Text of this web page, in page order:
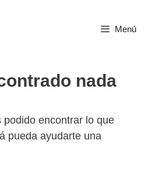
Menú
nada
encontrar lo que
pueda ayudarte una